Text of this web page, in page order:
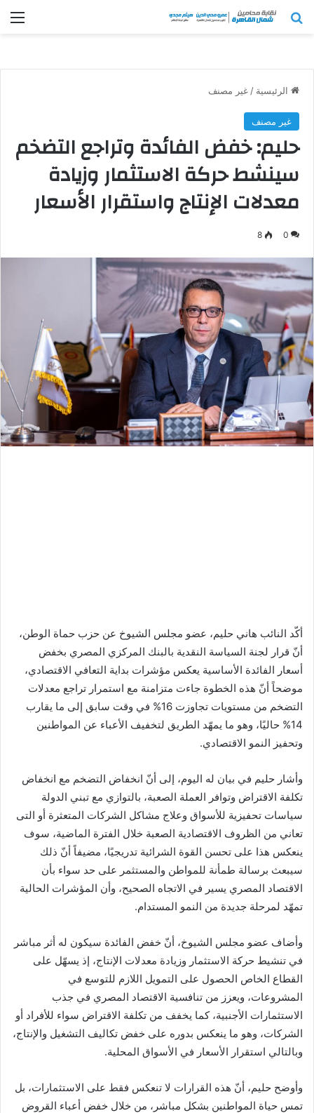
بحث عن
الرئيسية / غير مصنف
غير مصنف
حليم: خفض الفائدة وتراجع التضخم
سينشط حركة الاستثمار وزيادة
معدلات الإنتاج واستقرار الأسعار
0
8
أكّد النائب هاني حليم، عضو مجلس الشيوخ عن حزب حماة الوطن،
أنّ قرار لجنة السياسة النقدية بالبنك المركزي المصري بخفض
أسعار الفائدة الأساسية يعكس مؤشرات بداية التعافي الاقتصادي،
موضحاً أنّ هذه الخطوة جاءت متزامنة مع استمرار تراجع معدلات
التضخم من مستويات تجاوزت 16% في وقت سابق إلى ما يقارب
14% حاليًا، وهو ما يمهّد الطريق لتخفيف الأعباء عن المواطنين
وتحفيز النمو الاقتصادي.
وأشار حليم في بيان له اليوم، إلى أنّ انخفاض التضخم مع انخفاض
تكلفة الاقتراض وتوافر العملة الصعبة، بالتوازي مع تبني الدولة
سياسات تحفيزية للأسواق وعلاج مشاكل الشركات المتعثرة أو التى
تعاني من الظروف الاقتصادية الصعبة خلال الفترة الماضية، سوف
ينعكس هذا على تحسن القوة الشرائية تدريجيًا، مضيفاً أنّ ذلك
سيبعث برسالة طمأنة للمواطن والمستثمر على حد سواء بأن
الاقتصاد المصري يسير في الاتجاه الصحيح، وأن المؤشرات الحالية
تمهّد لمرحلة جديدة من النمو المستدام.
وأضاف عضو مجلس الشيوخ، أنّ خفض الفائدة سيكون له أثر مباشر
في تنشيط حركة الاستثمار وزيادة معدلات الإنتاج، إذ يسهّل على
القطاع الخاص الحصول على التمويل اللازم للتوسع في
المشروعات، ويعزز من تنافسية الاقتصاد المصري في جذب
الاستثمارات الأجنبية، كما يخفف من تكلفة الاقتراض سواء للأفراد أو
الشركات، وهو ما ينعكس بدوره على خفض تكاليف التشغيل والإنتاج،
وبالتالي استقرار الأسعار في الأسواق المحلية.
وأوضح حليم، أنّ هذه القرارات لا تنعكس فقط على الاستثمارات، بل
تمس حياة المواطنين بشكل مباشر، من خلال خفض أعباء القروض